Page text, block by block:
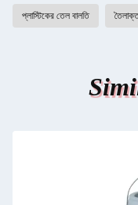
প্লাস্টিকের তেল বালতি